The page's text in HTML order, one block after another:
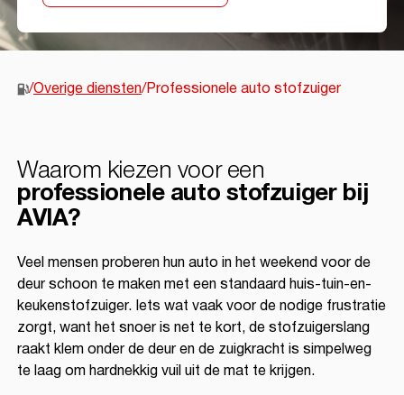
/Overige diensten/Professionele auto stofzuiger
Waarom kiezen voor een
professionele auto stofzuiger bij
AVIA?
Veel mensen proberen hun auto in het weekend voor de
deur schoon te maken met een standaard huis-tuin-en-
keukenstofzuiger. Iets wat vaak voor de nodige frustratie
zorgt, want het snoer is net te kort, de stofzuigerslang
raakt klem onder de deur en de zuigkracht is simpelweg
te laag om hardnekkig vuil uit de mat te krijgen.